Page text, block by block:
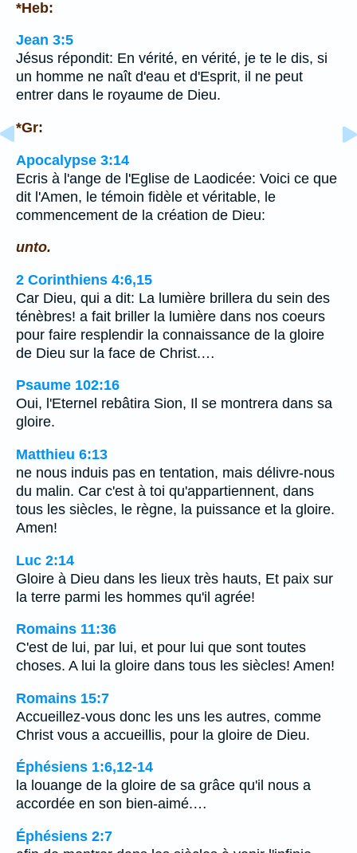
*Heb:
Jean 3:5
Jésus répondit: En vérité, en vérité, je te le dis, si
un homme ne naît d'eau et d'Esprit, il ne peut
entrer dans le royaume de Dieu.
*Gr:
Apocalypse 3:14
Ecris à l'ange de l'Eglise de Laodicée: Voici ce que
dit l'Amen, le témoin fidèle et véritable, le
commencement de la création de Dieu:
unto.
2 Corinthiens 4:6,15
Car Dieu, qui a dit: La lumière brillera du sein des
ténèbres! a fait briller la lumière dans nos coeurs
pour faire resplendir la connaissance de la gloire
de Dieu sur la face de Christ.…
Psaume 102:16
Oui, l'Eternel rebâtira Sion, Il se montrera dans sa
gloire.
Matthieu 6:13
ne nous induis pas en tentation, mais délivre-nous
du malin. Car c'est à toi qu'appartiennent, dans
tous les siècles, le règne, la puissance et la gloire.
Amen!
Luc 2:14
Gloire à Dieu dans les lieux très hauts, Et paix sur
la terre parmi les hommes qu'il agrée!
Romains 11:36
C'est de lui, par lui, et pour lui que sont toutes
choses. A lui la gloire dans tous les siècles! Amen!
Romains 15:7
Accueillez-vous donc les uns les autres, comme
Christ vous a accueillis, pour la gloire de Dieu.
Éphésiens 1:6,12-14
la louange de la gloire de sa grâce qu'il nous a
accordée en son bien-aimé.…
Éphésiens 2:7